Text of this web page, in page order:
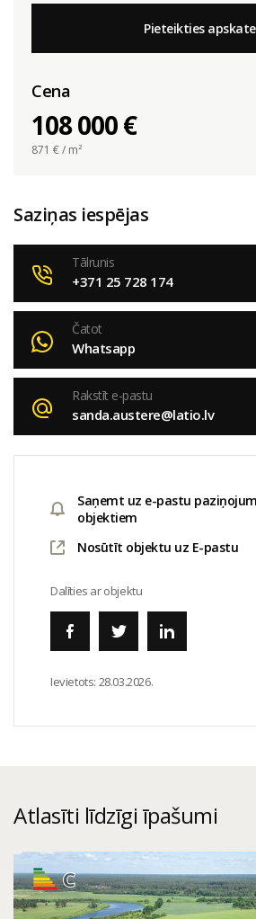
Pieteikties
Cena
108 000 €
871 € / m²
Saziņas iespējas
Tālrunis
+371 25 728 174
Čatot
Whatsapp
Rakstīt e-pastu
sanda.austere@latio.lv
Saņemt uz e-pastu
objektiem
Nosūtīt objektu uz E-pastu
Dalīties ar objektu
Ievietots: 28.03.2026.
Atlasīti līdzīgi īpašumi
C